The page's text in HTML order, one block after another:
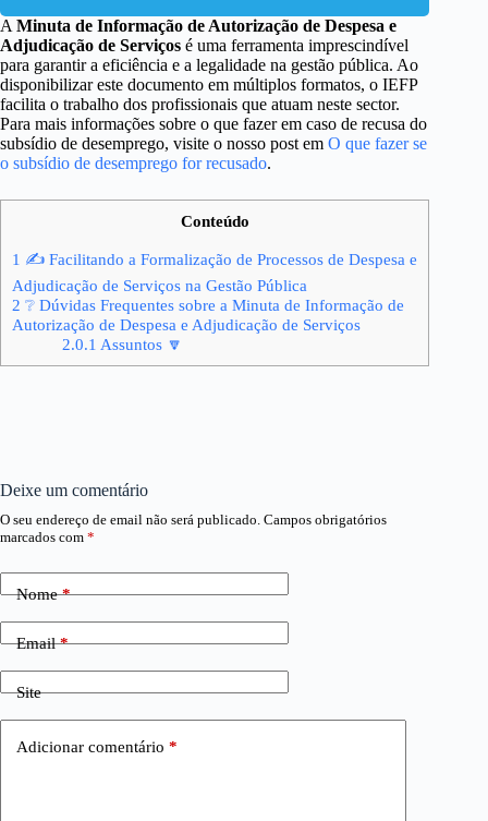
A Minuta de Informação de Autorização de Despesa e
Adjudicação de Serviços é uma ferramenta imprescindível
para garantir a eficiência e a legalidade na gestão pública. Ao
disponibilizar este documento em múltiplos formatos, o IEFP
facilita o trabalho dos profissionais que atuam neste sector.
Para mais informações sobre o que fazer em caso de recusa do
subsídio de desemprego, visite o nosso post em O que fazer se
o subsídio de desemprego for recusado.
Conteúdo
1 ✍ Facilitando a Formalização de Processos de Despesa e
Adjudicação de Serviços na Gestão Pública
2 ❔ Dúvidas Frequentes sobre a Minuta de Informação de
Autorização de Despesa e Adjudicação de Serviços
2.0.1 Assuntos 🔽
Deixe um comentário
O seu endereço de email não será publicado. Campos obrigatórios
marcados com *
Nome*
Email*
Site
Adicionar comentário *